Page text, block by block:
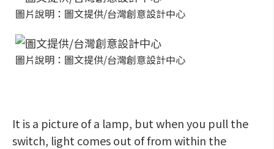
圖片說明：圖文提供/台灣創意設計中心
圖片說明：圖文提供/台灣創意設計中心
It is a picture of a lamp, but when you pull the
switch, light comes out of from within the